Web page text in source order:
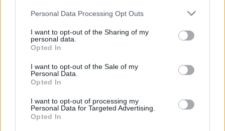
Please note that this website/app uses one or more Google
not limited to your visit or usage behaviour. You may click to
grant or deny consent to Google and its third-party tags to
use your data for below specified purposes in below Google
consent section.
Personal Data Processing Opt Outs
I want to opt-out of the Sharing of my
personal data.
Opted In
I want to opt-out of the Sale of my
Personal Data.
Opted In
I want to opt-out of processing my
Personal Data for Targeted Advertising.
Opted In
ÚJÉVI FOGADALMAK KŐHALMI NATASA
RTL KLUB #RTL